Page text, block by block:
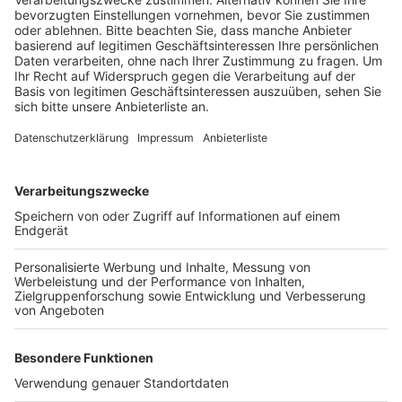
Anzeige
Den Eindruck hat Ferdinand Schmitz aus Hürth. Er
betreibt einen Weihnachtsbaumservice und verkauft
seiner Kunden in diesem Jahr schon zum 1. Dezember
ihren Baum kaufen und auch aufstellen. Auch nach
einer aktuellen Statista-Umfrage stellen über 50
Prozent der Befragten ihren Weihnachtsbaum schon
Anfang oder Mitte Dezember auf. Nur 12 Prozent
machen das laut der Umfrage erst am Heiligabend.